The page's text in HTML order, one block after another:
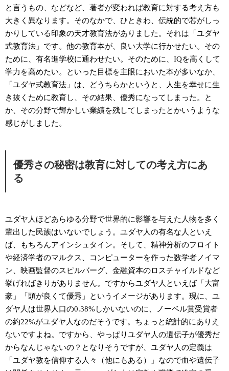
と言うもの、などなど、著者が変われば教育に対する考え方も
大きく異なります。そのなかで、ひときわ、伝統的で芯がしっ
かりしている印象の天才教育法がありました。それは「ユダヤ
式教育法」です。他の教育本が、良い大学に行かせたい。その
ために、有名進学校に通わせたい。そのために、IQを高くして
学力を高めたい。といった目標を主眼においた本が多いなか、
「ユダヤ式教育法」は、どうちらかというと、人生を幸せに生
き抜くために教育し、その結果、優秀になってしまった。と
か、その分野で輝かしい業績を残してしまったとかいうような
感じがしました。
優秀さの秘密は教育に対しての考え方にあ
る
ユダヤ人ほどあらゆる分野で世界的に影響を与えた人物を多く
輩出した民族はいないでしょう。ユダヤ人の有名な人といえ
ば、もちろんアインシュタイン。そして、精神分析のフロイト
や経済学者のマルクス、コンピューターを作った数学者ノイマ
ン、映画監督のスピルバーグ、金融資本のロスチャイルドなど
挙げればきりがありません。ですからユダヤ人といえば「大富
豪」「頭が良くて優秀」というイメージがあります。現に、ユ
ダヤ人は世界人口の0.38%しかいないのに、ノーベル賞受賞者
の約22%がユダヤ人なのだそうです。ちょっと統計的にありえ
ないですよね。ですから、やっぱりユダヤ人の遺伝子が優秀だ
からなんじゃないの？となりそうですが、ユダヤ人の定義は
「ユダヤ教を信仰する人々（他にもある）」なので血や遺伝子